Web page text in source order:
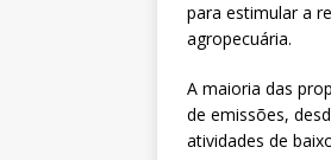
para estimular a
agropecuária.
A maioria das
de emissões,
atividades de